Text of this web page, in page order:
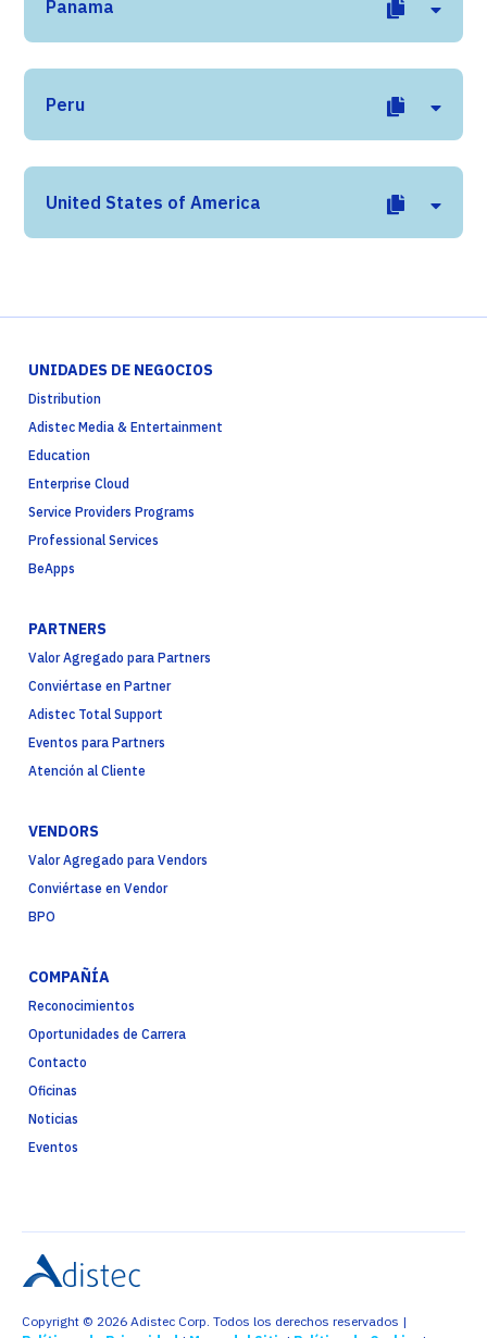
Panama
Peru
United States of America
UNIDADES DE NEGOCIOS
Distribution
Adistec Media & Entertainment
Education
Enterprise Cloud
Service Providers Programs
Professional Services
BeApps
PARTNERS
Valor Agregado para Partners
Conviértase en Partner
Adistec Total Support
Eventos para Partners
Atención al Cliente
VENDORS
Valor Agregado para Vendors
Conviértase en Vendor
BPO
COMPAÑÍA
Reconocimientos
Oportunidades de Carrera
Contacto
Oficinas
Noticias
Eventos
Copyright © 2026 Adistec Corp. Todos los derechos reservados |